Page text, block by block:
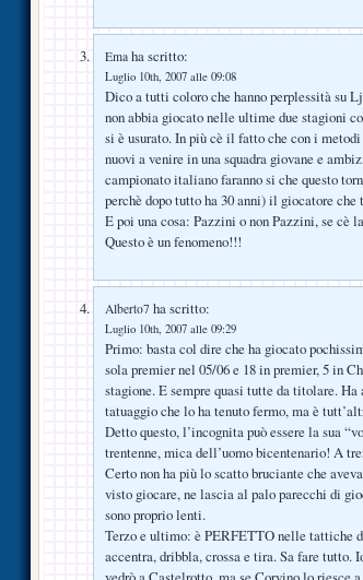
Ema ha scritto:
Luglio 10th, 2007 alle 09:08
Dico a tutti coloro che hanno perplessità su
non abbia giocato nelle ultime due stagioni
si è usurato. In più cè il fatto che con i
nuovi a venire in una squadra giovane e
campionato italiano faranno si che questo
perchè dopo tutto ha 30 anni) il giocatore
E poi una cosa: Pazzini o non Pazzini, se cè
Questo è un fenomeno!!!
Alberto7 ha scritto:
Luglio 10th, 2007 alle 09:29
Primo: basta col dire che ha giocato
sola premier nel 05/06 e 18 in premier, 5 in
stagione. E sempre quasi tutte da titolare. Ha
tatuaggio che lo ha tenuto fermo, ma è
Detto questo, l’incognita può essere la sua
trentenne, mica dell’uomo bicentenario! A
Certo non ha più lo scatto bruciante che
visto giocare, ne lascia al palo parecchi di
sono proprio lenti.
Terzo e ultimo: è PERFETTO nelle tattiche
accentra, dribbla, crossa e tira. Sa fare tutto.